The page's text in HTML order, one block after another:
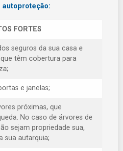
autoproteção:
FORTES
seguros da sua casa e
têm cobertura para
e janelas;
próximas, que
No caso de árvores de
sejam propriedade sua,
sua autarquia;